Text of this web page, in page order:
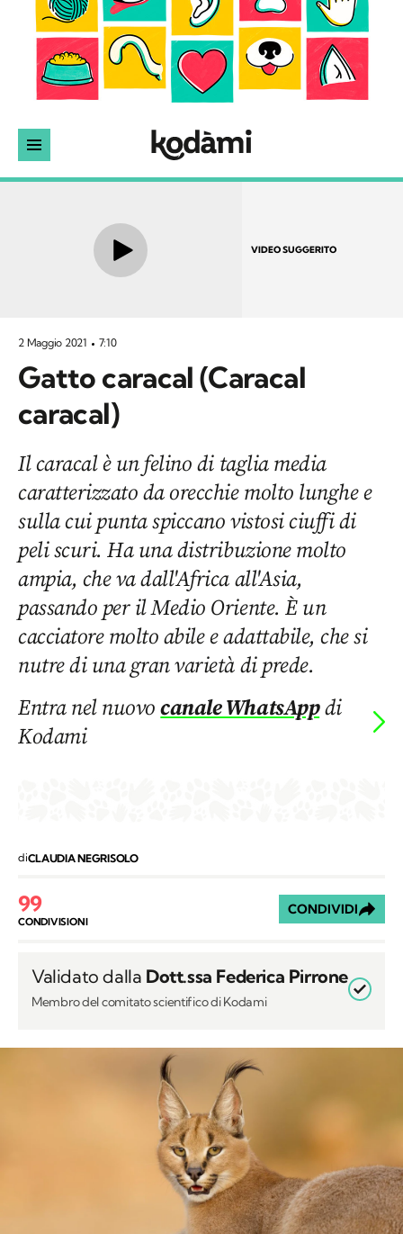
VIDEO SUGGERITO
2 Maggio 2021 7:10
Gatto caracal (Caracal
caracal)
Il caracal è un felino di taglia media
caratterizzato da orecchie molto lunghe e
sulla cui punta spiccano vistosi ciuffi di
peli scuri. Ha una distribuzione molto
ampia, che va dall'Africa all'Asia,
passando per il Medio Oriente. È un
cacciatore molto abile e adattabile, che si
nutre di una gran varietà di prede.
Entra nel nuovocanale WhatsAppdi
Kodami
Validato dalla Dott.ssa Federica Pirrone
Membro del comitato scientifico di Kodami